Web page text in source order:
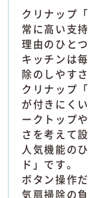
クリナップ
常に高い支
理由のひと
キッチンは
除のしやす
クリナップ
が付きにく
ークトップ
さを考えて
人気機能の
ド」です。
ボタン操作
気扇掃除の